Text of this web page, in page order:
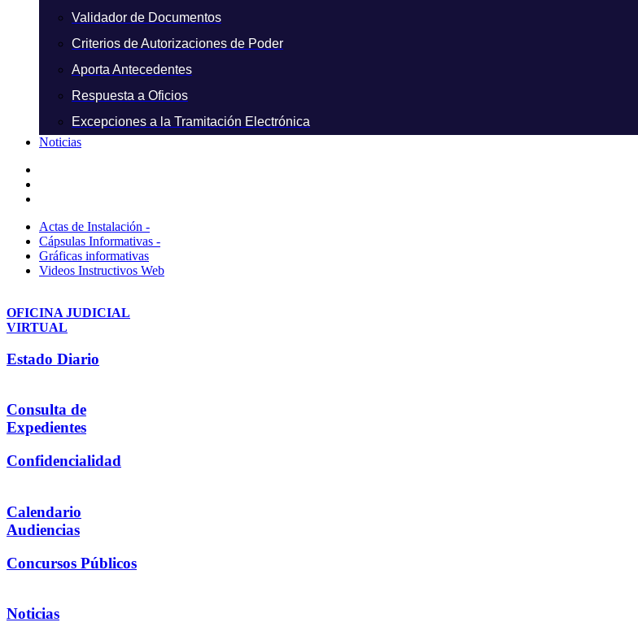
Validador de Documentos
Criterios de Autorizaciones de Poder
Aporta Antecedentes
Respuesta a Oficios
Excepciones a la Tramitación Electrónica
Noticias
Actas de Instalación -
Cápsulas Informativas -
Gráficas informativas
Videos Instructivos Web
OFICINA JUDICIAL
VIRTUAL
Estado Diario
Consulta de
Expedientes
Confidencialidad
Calendario
Audiencias
Concursos Públicos
Noticias